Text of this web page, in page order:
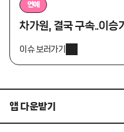
연예
차가원, 결국 구속..이
이슈 보러가기
앱 다운받기